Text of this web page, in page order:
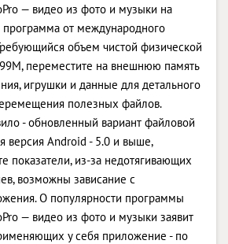
— видео из фото и музыки на
от международного
объем чистой физической
переместите на внешнюю память
игрушки и данные для детального
полезных файлов.
- обновленный вариант файловой
версия Android - 5.0 и выше,
показатели, из-за недотягивающих
возможны зависание с
О популярности программы
— видео из фото и музыки заявит
у себя приложение - по